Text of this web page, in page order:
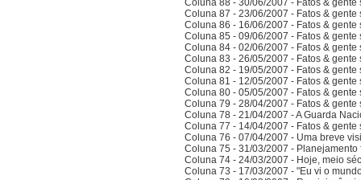
Coluna 88 - 30/06/2007 - Fatos &
Coluna 87 - 23/06/2007 - Fatos &
Coluna 86 - 16/06/2007 - Fatos &
Coluna 85 - 09/06/2007 - Fatos &
Coluna 84 - 02/06/2007 - Fatos &
Coluna 83 - 26/05/2007 - Fatos &
Coluna 82 - 19/05/2007 - Fatos &
Coluna 81 - 12/05/2007 - Fatos &
Coluna 80 - 05/05/2007 - Fatos &
Coluna 79 - 28/04/2007 - Fatos &
Coluna 78 - 21/04/2007 - A Guarda
Coluna 77 - 14/04/2007 - Fatos &
Coluna 76 - 07/04/2007 - Uma breve
Coluna 75 - 31/03/2007 -
Coluna 74 - 24/03/2007 - Hoje, meio
Coluna 73 - 17/03/2007 - "Eu vi o